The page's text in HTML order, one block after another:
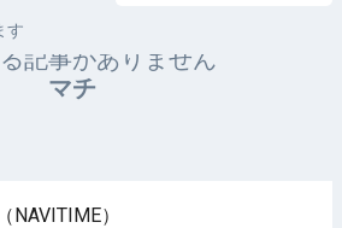
す
記事がありません
マチ
NAVITIME）